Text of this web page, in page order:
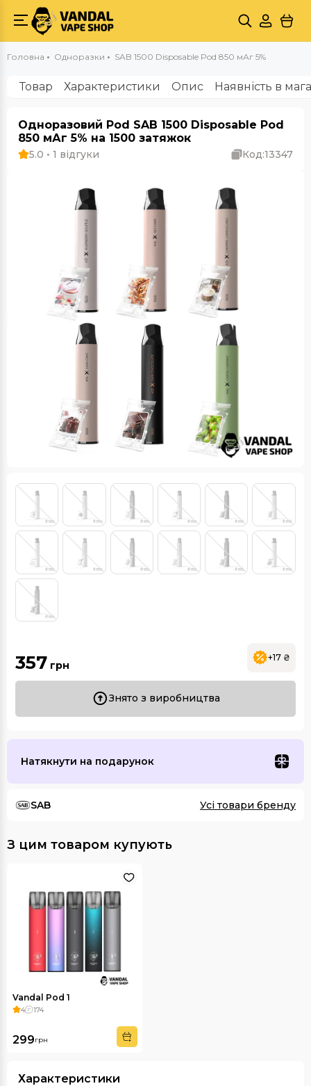
Головна Одноразки SAB 1500 Disposable Pod 850 мАг 5%
Товар Характеристики Опис Наявність в
Одноразовий Pod SAB 1500 Disposable Pod
850 мАг 5% на 1500 затяжок
5.0 • 1 відгуки Код:13347
357 грн
+17 ₴
Знято з виробництва
Натякнути на подарунок
SAB Усі товари бренду
З цим товаром купують
Vandal Pod 1
4 174
299грн
Характеристики